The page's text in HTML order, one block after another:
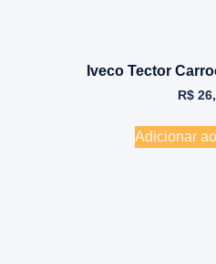
Iveco Tector
R$
Adicionar